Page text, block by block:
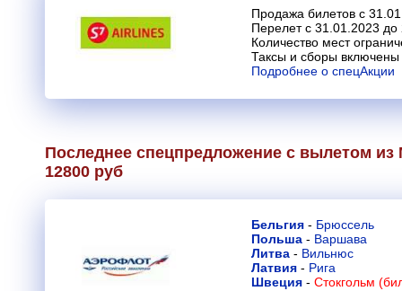
Продажа билетов с
Перелет с 31.01.2023 до
Количество мест
Таксы и сборы включены
Подробнее о спецАкции
Последнее спецпредложение с вылетом
12800 руб
Бельгия - Брюссель
Польша - Варшава
Литва - Вильнюс
Латвия - Рига
Швеция - Стокгольм